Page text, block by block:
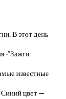
В этот день
-“Зажги
известные
Синий цвет —